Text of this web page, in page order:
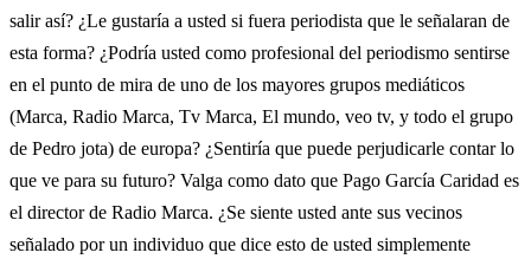
salir así? ¿Le gustaría a usted si fuera periodista que le señalaran de
esta forma? ¿Podría usted como profesional del periodismo sentirse
en el punto de mira de uno de los mayores grupos mediáticos
(Marca, Radio Marca, Tv Marca, El mundo, veo tv, y todo el grupo
de Pedro jota) de europa? ¿Sentiría que puede perjudicarle contar lo
que ve para su futuro? Valga como dato que Pago García Caridad es
el director de Radio Marca. ¿Se siente usted ante sus vecinos
señalado por un individuo que dice esto de usted simplemente